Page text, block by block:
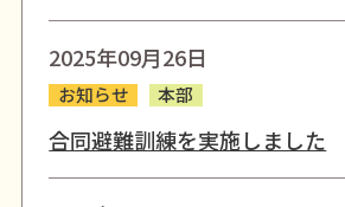
2025年09月26日
お知らせ 本部
合同避難訓練を実施しました